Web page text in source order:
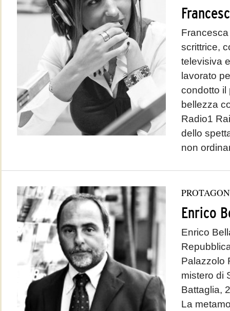
scrittrice,
televisiva
lavorato
condotto il
bellezza
Radio1
dello
non
Enrico
Enrico
Palazzolo
mistero di
Battaglia,
La